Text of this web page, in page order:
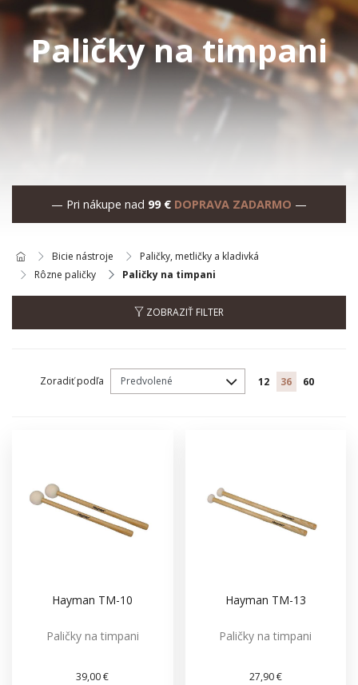
Paličky na timpani
— Pri nákupe nad 99 € DOPRAVA ZADARMO —
Bicie nástroje
Paličky, metličky a kladivká
Rôzne paličky
Paličky na timpani
ZOBRAZIŤ FILTER
Zoradiť podľa 12 36 60
Hayman TM-10
Paličky na timpani
39,00 €
Hayman TM-13
Paličky na timpani
27,90 €